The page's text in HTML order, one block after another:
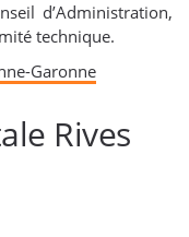
d’Administration,
technique.
Garonne
Rives